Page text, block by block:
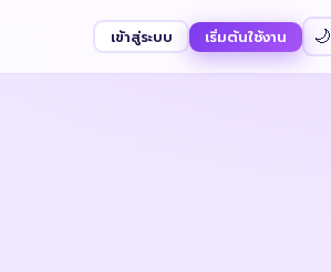
เข้าสู่ระบบ เริ่มต้นใช้งาน 🌙